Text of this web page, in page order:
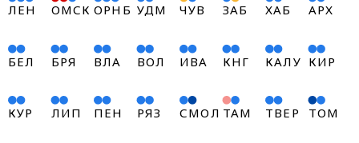
УДМ ЧУВ ЗАБ ХАБ АРХ
БЕЛ БРЯ ВЛА ВОЛ ИВА КНГ КАЛУ КИР
КУР
ЛЕН
ЛИП
ОМСК ОРНБ
ПЕН РЯЗ СМОЛ ТАМ ТВEР ТОМ